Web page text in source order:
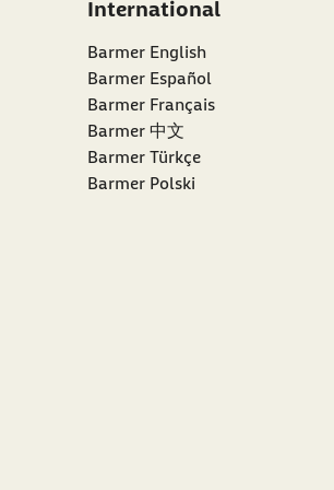
International
Barmer English
Barmer Español
Barmer Français
Barmer 中文
Barmer Türkçe
Barmer Polski